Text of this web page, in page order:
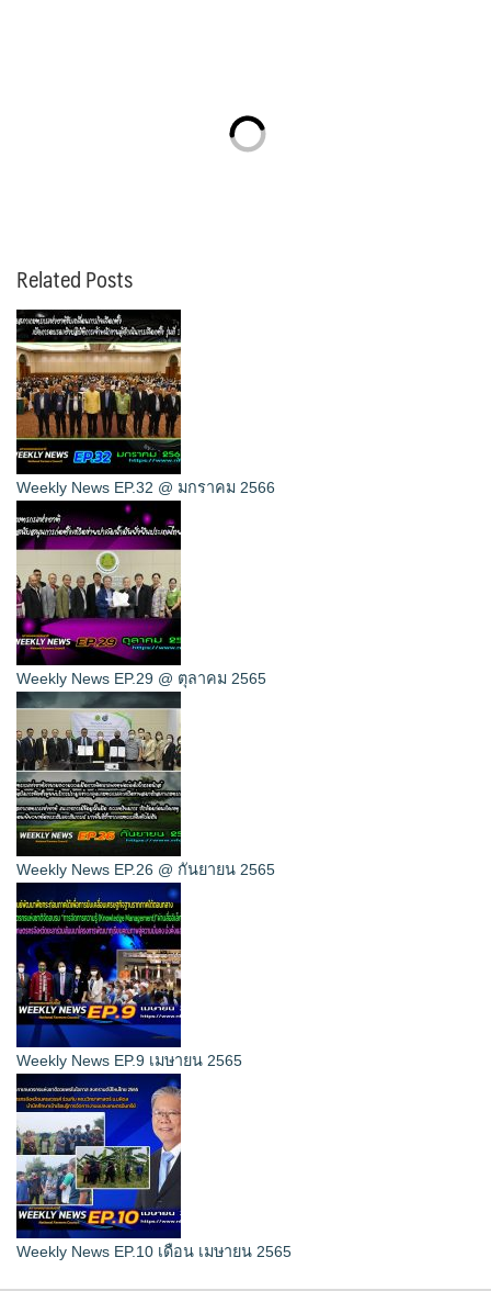
Related Posts
Weekly News EP.32 @ มกราคม 2566
Weekly News EP.29 @ ตุลาคม 2565
Weekly News EP.26 @ กันยายน 2565
Weekly News EP.9 เมษายน 2565
Weekly News EP.10 เดือน เมษายน 2565